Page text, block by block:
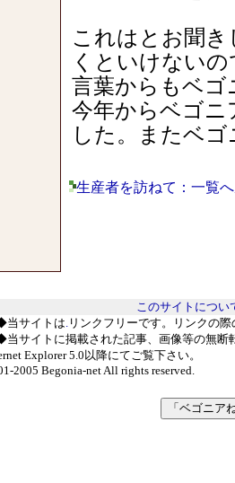
これはとお聞
くといけない
言葉からもベゴ
今年からベゴニ
した。またベ
生産者を訪ねて：一覧
このサイトについ
当サイトは. リンクフリーです。リンクの
当サイトに掲載された記事、画像等の無断
Explorer 5.0以降にてご覧下さい。
2005 Begonia-net All rights reserved.